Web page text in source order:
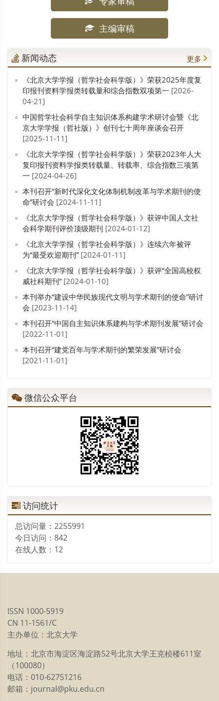
主编审稿
新闻动态 更多
《北京大学学报（哲学社会科学版）》荣获2025年度复
印报刊资料学报类转载量和综合指数双项第一 [2026-
04-21]
中国哲学社会科学自主知识体系构建学术研讨会暨《北
京大学学报（哲社版）》创刊七十周年座谈会召开
[2025-11-11]
《北京大学学报（哲学社会科学版）》荣获2023年人大
复印报刊资料学报类转载量、转载率、综合指数三项第
一 [2024-04-26]
本刊召开“新时代深化文化体制机制改革与学术期刊的使
命”研讨会 [2024-11-11]
《北京大学学报（哲学社会科学版）》获评中国人文社
会科学期刊评价顶级期刊 [2024-01-12]
《北京大学学报（哲学社会科学版）》连续六年被评
为“最受欢迎期刊” [2024-01-11]
《北京大学学报（哲学社会科学版）》获评“全国高校权
威社科期刊” [2024-01-10]
本刊举办“建设中华民族现代文明与学术期刊的使命”研讨
会 [2023-11-14]
本刊召开“中国自主知识体系建构与学术期刊发展”研讨会
[2022-11-01]
本刊召开“建党百年与学术期刊的繁荣发展”研讨会
[2021-11-01]
微信公众平台
访问统计
总访问量： 2255991
今日访问： 842
在线人数： 12
ISSN 1000-5919
CN 11-1561/C
主办单位：北京大学
地址：北京市海淀区海淀路52号北京大学王克桢楼611室
（100080）
电话：010-62751216
邮箱：journal@pku.edu.cn